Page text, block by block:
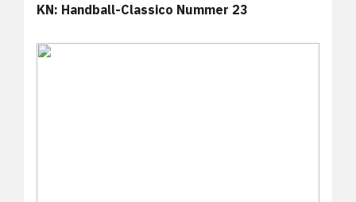
KN: Handball-Classico Nummer 23